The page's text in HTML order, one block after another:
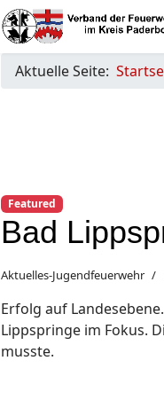
Aktuelle Seite:
Featured
Bad
Aktuelles-Jugendfeuerwehr
Erfolg auf
Lippspringe im Fokus.
musste.